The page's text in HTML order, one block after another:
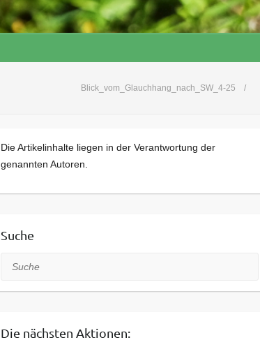
Blick_vom_Glauchhang_nach_SW_4-25
Die Artikelinhalte liegen in der Verantwortung der
genannten Autoren.
Suche
Suche
Die nächsten Aktionen: